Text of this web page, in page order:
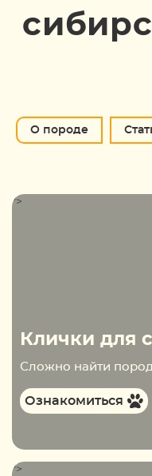
О породе
">
Клички для
Ознакомиться
">